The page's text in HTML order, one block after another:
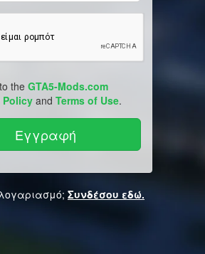
the GTA5-Mods.com
Policy and Terms of Use.
Συνδέσου εδώ.